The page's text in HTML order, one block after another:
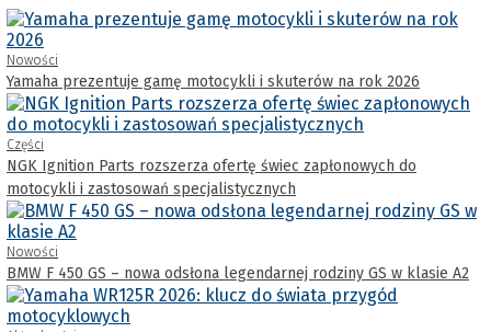
Nowości
Yamaha prezentuje gamę motocykli i skuterów na rok 2026
Części
NGK Ignition Parts rozszerza ofertę świec zapłonowych do
motocykli i zastosowań specjalistycznych
Nowości
BMW F 450 GS – nowa odsłona legendarnej rodziny GS w klasie A2